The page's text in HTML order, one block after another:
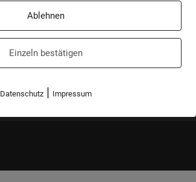
Ablehnen
Einzeln bestätigen
Datenschutz | Impressum